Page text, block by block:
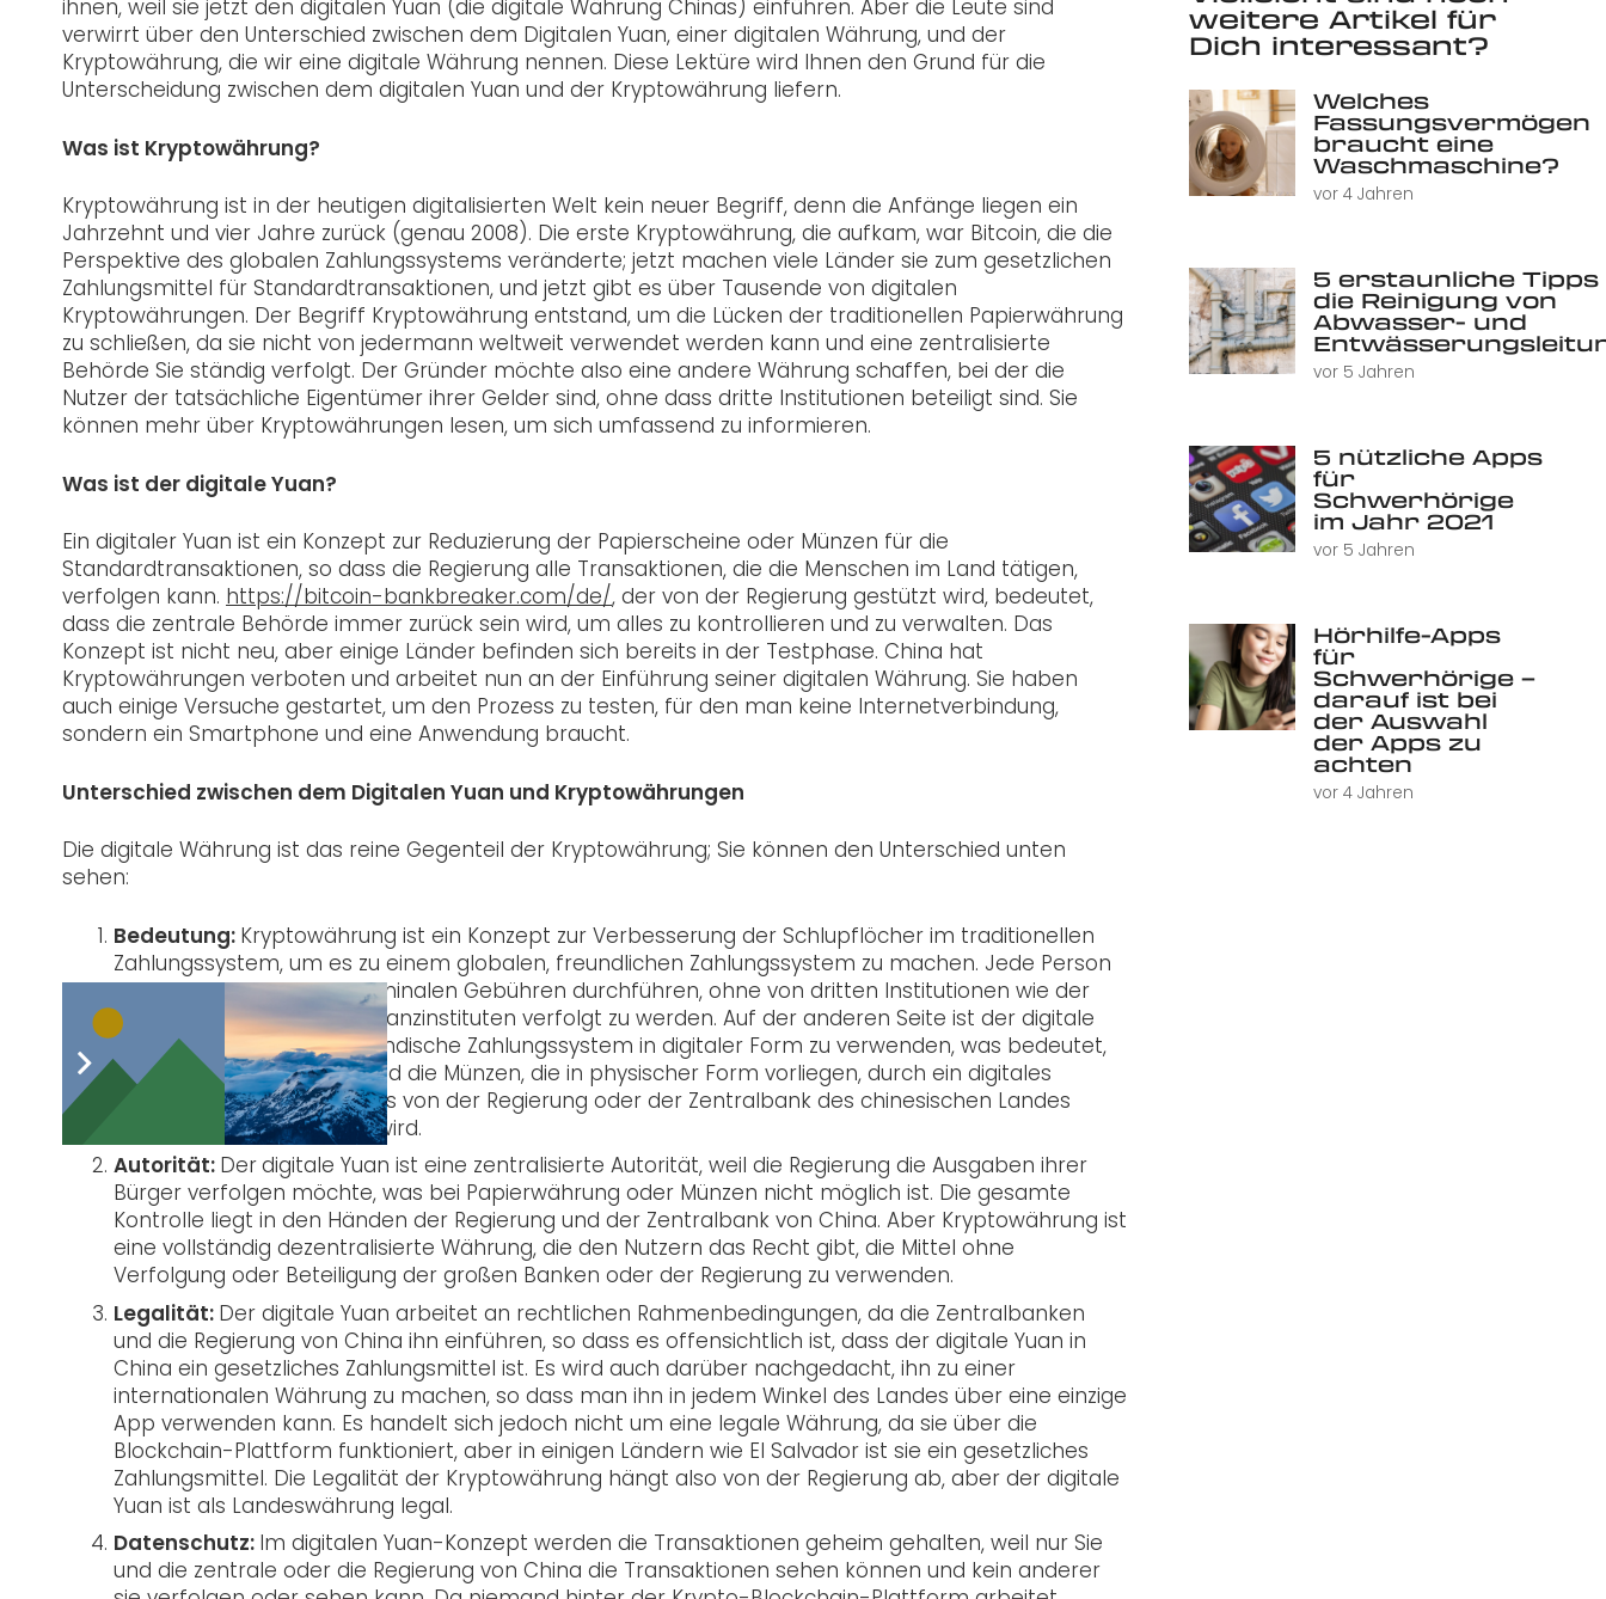
ihnen, weil sie jetzt den digitalen Yuan (die digitale Währung Chinas) einführen. Aber die Leute sind
verwirrt über den Unterschied zwischen dem Digitalen Yuan, einer digitalen Währung, und der
Kryptowährung, die wir eine digitale Währung nennen. Diese Lektüre wird Ihnen den Grund für die
Unterscheidung zwischen dem digitalen Yuan und der Kryptowährung liefern.
Was ist Kryptowährung?
Kryptowährung ist in der heutigen digitalisierten Welt kein neuer Begriff, denn die Anfänge liegen ein
Jahrzehnt und vier Jahre zurück (genau 2008). Die erste Kryptowährung, die aufkam, war Bitcoin, die die
Perspektive des globalen Zahlungssystems veränderte; jetzt machen viele Länder sie zum gesetzlichen
Zahlungsmittel für Standardtransaktionen, und jetzt gibt es über Tausende von digitalen
Kryptowährungen. Der Begriff Kryptowährung entstand, um die Lücken der traditionellen Papierwährung
zu schließen, da sie nicht von jedermann weltweit verwendet werden kann und eine zentralisierte
Behörde Sie ständig verfolgt. Der Gründer möchte also eine andere Währung schaffen, bei der die
Nutzer der tatsächliche Eigentümer ihrer Gelder sind, ohne dass dritte Institutionen beteiligt sind. Sie
können mehr über Kryptowährungen lesen, um sich umfassend zu informieren.
Was ist der digitale Yuan?
Ein digitaler Yuan ist ein Konzept zur Reduzierung der Papierscheine oder Münzen für die
Standardtransaktionen, so dass die Regierung alle Transaktionen, die die Menschen im Land tätigen,
verfolgen kann. https://bitcoin-bankbreaker.com/de/, der von der Regierung gestützt wird, bedeutet,
dass die zentrale Behörde immer zurück sein wird, um alles zu kontrollieren und zu verwalten. Das
Konzept ist nicht neu, aber einige Länder befinden sich bereits in der Testphase. China hat
Kryptowährungen verboten und arbeitet nun an der Einführung seiner digitalen Währung. Sie haben
auch einige Versuche gestartet, um den Prozess zu testen, für den man keine Internetverbindung,
sondern ein Smartphone und eine Anwendung braucht.
Unterschied zwischen dem Digitalen Yuan und Kryptowährungen
Die digitale Währung ist das reine Gegenteil der Kryptowährung; Sie können den Unterschied unten
sehen:
Bedeutung: Kryptowährung ist ein Konzept zur Verbesserung der Schlupflöcher im traditionellen
Zahlungssystem, um es zu einem globalen, freundlichen Zahlungssystem zu machen. Jede Person
kann Transaktionen zu nominalen Gebühren durchführen, ohne von dritten Institutionen wie der
Regierung und anderen Finanzinstituten verfolgt zu werden. Auf der anderen Seite ist der digitale
Yuan das Konzept, das inländische Zahlungssystem in digitaler Form zu verwenden, was bedeutet,
dass die Papierwährung und die Münzen, die in physischer Form vorliegen, durch ein digitales
Format ersetzt werden, das von der Regierung oder der Zentralbank des chinesischen Landes
kontrolliert und verwaltet wird.
Autorität: Derdigitale Yuan ist eine zentralisierte Autorität, weil die Regierung die Ausgaben ihrer
Bürger verfolgen möchte, was bei Papierwährung oder Münzen nicht möglich ist. Die gesamte
Kontrolle liegt in den Händen der Regierung und der Zentralbank von China. Aber Kryptowährung ist
eine vollständig dezentralisierte Währung, die den Nutzern das Recht gibt, die Mittel ohne
Verfolgung oder Beteiligung der großen Banken oder der Regierung zu verwenden.
Legalität: Der digitale Yuan arbeitet an rechtlichen Rahmenbedingungen, da die Zentralbanken
und die Regierung von China ihn einführen, so dass es offensichtlich ist, dass der digitale Yuan in
China ein gesetzliches Zahlungsmittel ist. Es wird auch darüber nachgedacht, ihn zu einer
internationalen Währung zu machen, so dass man ihn in jedem Winkel des Landes über eine einzige
App verwenden kann. Es handelt sich jedoch nicht um eine legale Währung, da sie über die
Blockchain-Plattform funktioniert, aber in einigen Ländern wie El Salvador ist sie ein gesetzliches
Zahlungsmittel. Die Legalität der Kryptowährung hängt also von der Regierung ab, aber der digitale
Yuan ist als Landeswährung legal.
Datenschutz: Im digitalen Yuan-Konzept werden die Transaktionen geheim gehalten, weil nur Sie
und die zentrale oder die Regierung von China die Transaktionen sehen können und kein anderer
weitere Artikel für
Dich interessant?
Welches
Fassungsvermögen
braucht eine
Waschmaschine?
vor 4 Jahren
5 erstaunliche
die Reinigung von
Abwasser- und
vor 5 Jahren
5 nützliche Apps
für
Schwerhörige
im Jahr 2021
vor 5 Jahren
Hörhilfe-Apps
für
Schwerhörige –
darauf ist bei
der Auswahl
der Apps zu
achten
vor 4 Jahren